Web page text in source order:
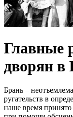
Главные
дворян в
Брань –
ругательств в
наше время принято